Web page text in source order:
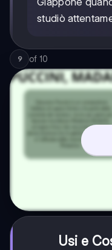
studiò
9 of 10
Usi e